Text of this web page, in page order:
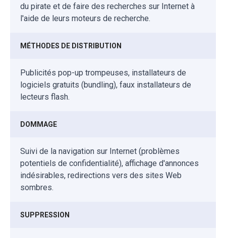
du pirate et de faire des recherches sur Internet à
l'aide de leurs moteurs de recherche.
MÉTHODES DE DISTRIBUTION
Publicités pop-up trompeuses, installateurs de
logiciels gratuits (bundling), faux installateurs de
lecteurs flash.
DOMMAGE
Suivi de la navigation sur Internet (problèmes
potentiels de confidentialité), affichage d'annonces
indésirables, redirections vers des sites Web
sombres.
SUPPRESSION